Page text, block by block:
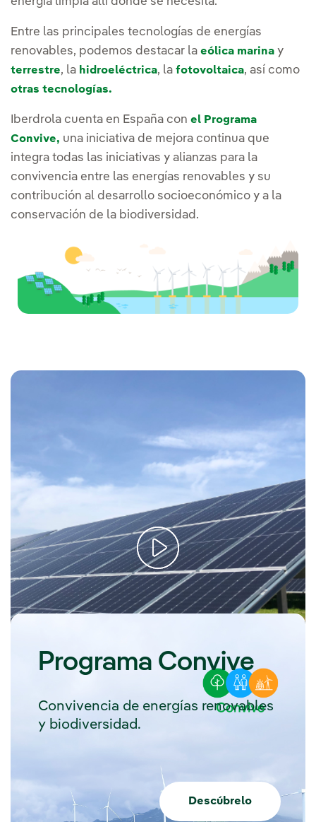
Entre las principales tecnologías de energías
renovables, podemos destacar la eólica marina y
terrestre, la hidroeléctrica, la fotovoltaica, así como
otras tecnologías.
Iberdrola cuenta en España con el Programa
Convive, una iniciativa de mejora continua que
integra todas las iniciativas y alianzas para la
convivencia entre las energías renovables y su
contribución al desarrollo socioeconómico y a la
conservación de la biodiversidad.
¿Qué son las energías renovables? ¡Descúbrelas!
Programa Convive
Convivencia de energías renovables
y biodiversidad.
Descúbrelo